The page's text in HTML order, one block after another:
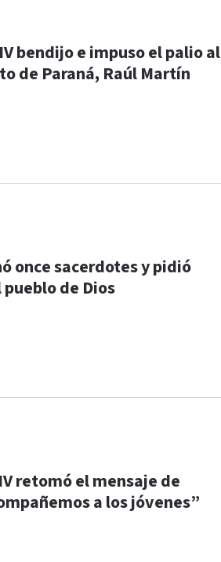
bendijo e impuso el palio al
de Paraná, Raúl Martín
once sacerdotes y pidió
de Dios
retomó el mensaje de
a los jóvenes”